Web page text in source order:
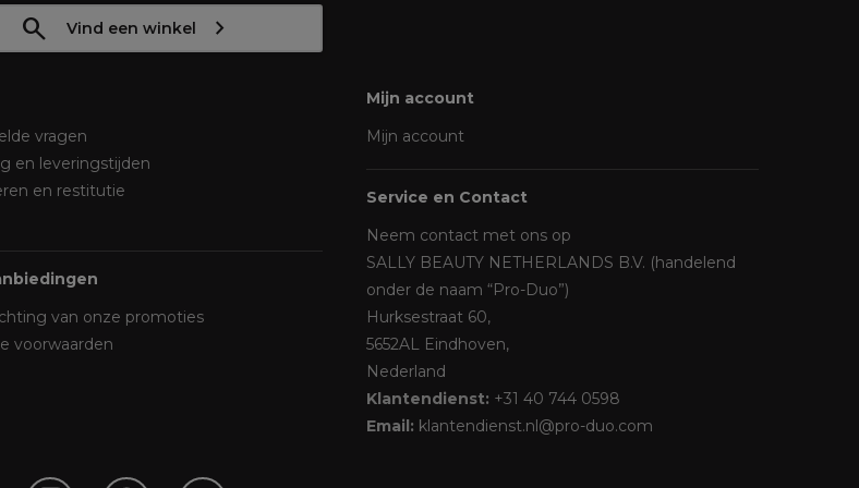
Vind een winkel
vragen
en leveringstijden
en restitutie
van onze promoties
voorwaarden
Mijn account
Mijn account
Service en Contact
Neem contact met ons op
SALLY BEAUTY NETHERLANDS B.V. (handelend
onder de naam “Pro-Duo”)
Hurksestraat 60,
5652AL Eindhoven,
Nederland
Klantendienst: +31 40 744 0598
Email: klantendienst.nl@pro-duo.com